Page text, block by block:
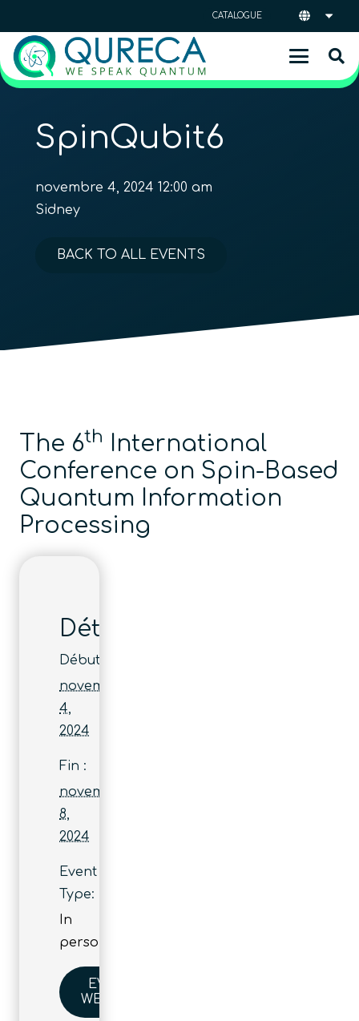
CATALOGUE
SpinQubit6
novembre 4, 2024 12:00 am
Sidney
BACK TO ALL EVENTS
The 6th International
Conference on Spin-Based
Quantum Information
Processing
Détails
Début :
novembre
4,
2024
Fin :
novembre
8,
2024
Event
Type:
In
person
EVENT
WEBSITE